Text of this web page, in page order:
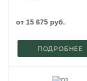
от 15 675 руб.
ПОДРОБНЕЕ